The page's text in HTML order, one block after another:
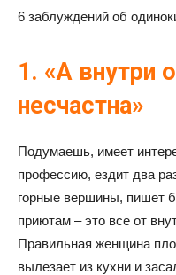
6 заблуждений об
1. «А внутри
несчастна»
Подумаешь, имеет
профессию, ездит два
горные вершины, пишет
приютам – это все от
Правильная женщина
вылезает из кухни и